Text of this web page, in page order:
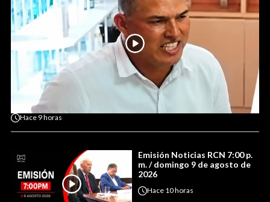
Hace 9 horas
Emisión Noticias RCN 7:00 p.
m. / domingo 9 de agosto de
2026
Hace 10 horas